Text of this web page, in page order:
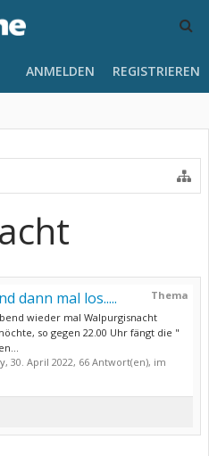
ANMELDEN REGISTRIEREN
Thema
dann mal los.....
wieder mal Walpurgisnacht
so gegen 22.00 Uhr fängt die "
, 30. April 2022, 66 Antwort(en), im